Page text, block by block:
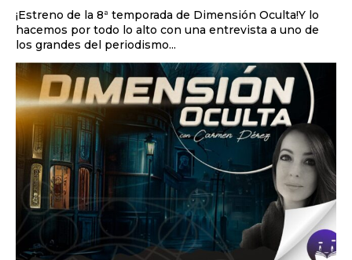
¡Estreno de la 8ª temporada de Dimensión Oculta!Y lo
hacemos por todo lo alto con una entrevista a uno de
los grandes del periodismo...